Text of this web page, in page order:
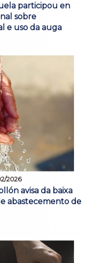
participou en
sobre
e uso da auga
2026
avisa da baixa
abastecemento de